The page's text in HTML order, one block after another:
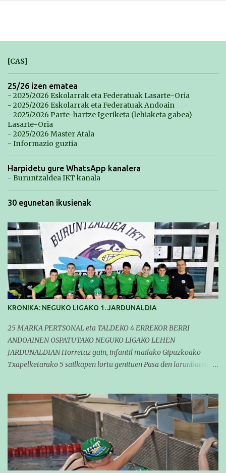
[CAS]
25/26 izen ematea
- 2025/2026 Eskolarrak eta Federatuak Lasarte-Oria
- 2025/2026 Eskolarrak eta Federatuak Andoain
- 2025/2026 Parte-hartze Igeriketa (lehiaketa gabea)
Lasarte-Oria
- 2025/2026 Master Atala
- Informazio guztia
Harpidetu gure WhatsApp kanalera
- Buruntzaldea IKT kanala
30 egunetan ikusienak
KRONIKA: NEGUKO LIGAKO 1. JARDUNALDIA
25 MARKA PERTSONAL eta TALDEKO 4 ERREKOR BERRI
ANDOAINEN OSPATUTAKO NEGUKO LIGAKO LEHEN
JARDUNALDIAN Horretaz gain, infantil mailako Gipuzkoako
Txapelketarako 5 sailkapen lortu genituen Pasa den larunbatean
hartzen. Bertan gure taldeko 16 igerilari aritu ziren. Denboraldiari
hasera ona eman zioten gue taldekideek. Ohikoa den bezela, garai
honetan entrenamendua da jardueraren funtsa eta hori alde
batera utzi gabe ekin zioten beti gogotsu hartzen duten
denboraldiko lehen jardunaldiari. Entrenamenduan buru belarri
sartuta gauden arren, gure taldekideek marka pertsonal ugari